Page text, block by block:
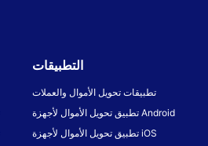
التطبيقات
تطبيقات تحويل الأموال والعملات
تطبيق تحويل الأموال لأجهزة Android
تطبيق تحويل الأموال لأجهزة iOS